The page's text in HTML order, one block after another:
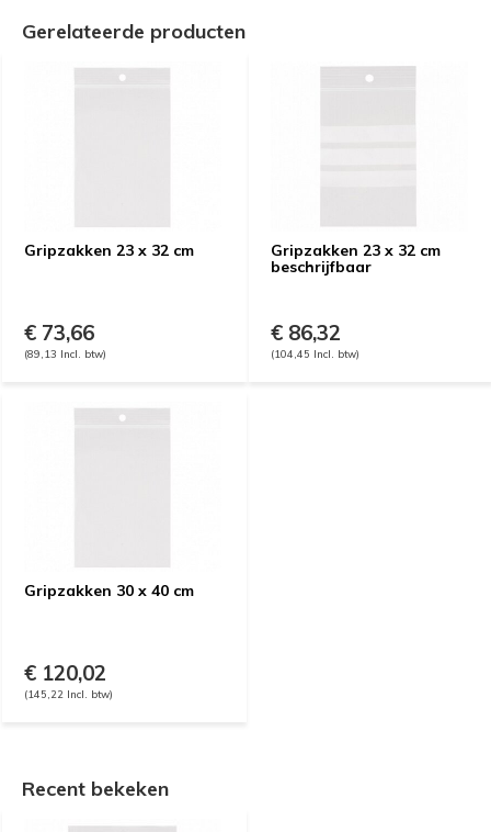
Gerelateerde producten
Gripzakken 23 x 32 cm
€ 73,66
(89,13 Incl. btw)
Gripzakken 23 x 32 cm
beschrijfbaar
€ 86,32
(104,45 Incl. btw)
Gripzakken 30 x 40 cm
€ 120,02
(145,22 Incl. btw)
Recent bekeken